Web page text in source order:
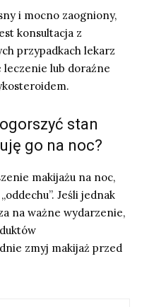
i mocno zaogniony,
konsultacja z
przypadkach lekarz
lub doraźne
stan
go na noc?
makijażu na noc,
Jeśli jednak
na ważne wydarzenie,
zmyj makijaż przed